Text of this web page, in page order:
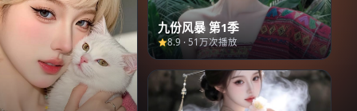
九份风暴 第1季
8.9 ·51万次播放